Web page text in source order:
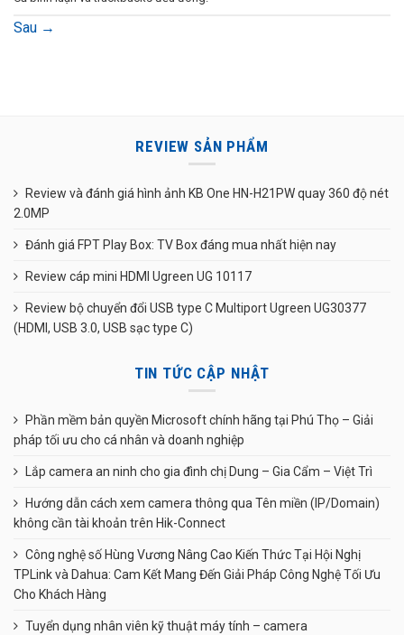
Sau →
REVIEW SẢN PHẨM
Review và đánh giá hình ảnh KB One HN-H21PW quay 360 độ nét
2.0MP
Đánh giá FPT Play Box: TV Box đáng mua nhất hiện nay
Review cáp mini HDMI Ugreen UG 10117
Review bộ chuyển đổi USB type C Multiport Ugreen UG30377
(HDMI, USB 3.0, USB sạc type C)
TIN TỨC CẬP NHẬT
Phần mềm bản quyền Microsoft chính hãng tại Phú Thọ – Giải
pháp tối ưu cho cá nhân và doanh nghiệp
Lắp camera an ninh cho gia đình chị Dung – Gia Cẩm – Việt Trì
Hướng dẫn cách xem camera thông qua Tên miền (IP/Domain)
không cần tài khoản trên Hik-Connect
Công nghệ số Hùng Vương Nâng Cao Kiến Thức Tại Hội Nghị
TPLink và Dahua: Cam Kết Mang Đến Giải Pháp Công Nghệ Tối Ưu
Cho Khách Hàng
Tuyển dụng nhân viên kỹ thuật máy tính – camera